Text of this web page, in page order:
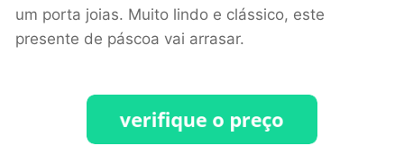
um porta joias. Muito lindo e clássico, este
presente de páscoa vai arrasar.